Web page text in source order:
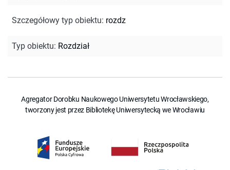
Szczegółowy typ obiektu: rozdz
Typ obiektu: Rozdział
Agregator Dorobku Naukowego Uniwersytetu Wrocławskiego,
tworzony jest przez Bibliotekę Uniwersytecką we Wrocławiu